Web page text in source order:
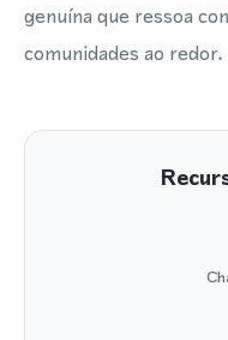
genuína que ressoa
comunidades ao redor.